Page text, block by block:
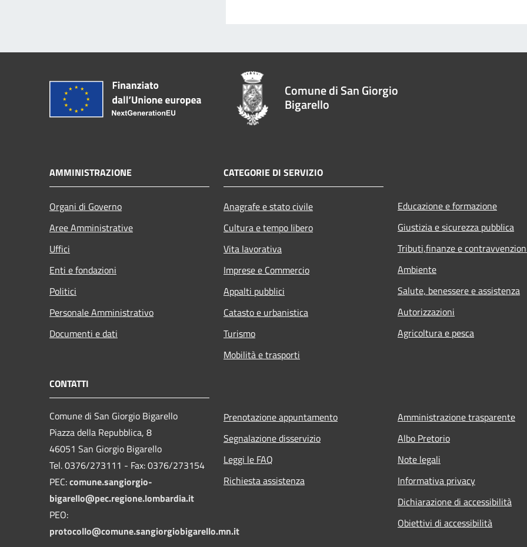
Comune di San Giorgio
Bigarello
AMMINISTRAZIONE
Organi di Governo
Aree Amministrative
Uffici
Enti e fondazioni
Politici
Personale Amministrativo
Documenti e dati
CATEGORIE DI SERVIZIO
Anagrafe e stato civile
Cultura e tempo libero
Vita lavorativa
Imprese e Commercio
Appalti pubblici
Catasto e urbanistica
Turismo
Mobilità e trasporti
Educazione e formazione
Giustizia e sicurezza pubblica
Tributi,finanze e
Ambiente
Salute, benessere e assistenza
Autorizzazioni
Agricoltura e pesca
CONTATTI
Comune di San Giorgio Bigarello
Piazza della Repubblica, 8
46051 San Giorgio Bigarello
Tel. 0376/273111 - Fax: 0376/273154
PEC:comune.sangiorgio-
bigarello@pec.regione.lombardia.it
PEO:
protocollo@comune.sangiorgiobigarello.mn.it
Prenotazione appuntamento
Segnalazione disservizio
Leggi le FAQ
Richiesta assistenza
Amministrazione trasparente
Albo Pretorio
Note legali
Informativa privacy
Dichiarazione di accessibilità
Obiettivi di accessibilità